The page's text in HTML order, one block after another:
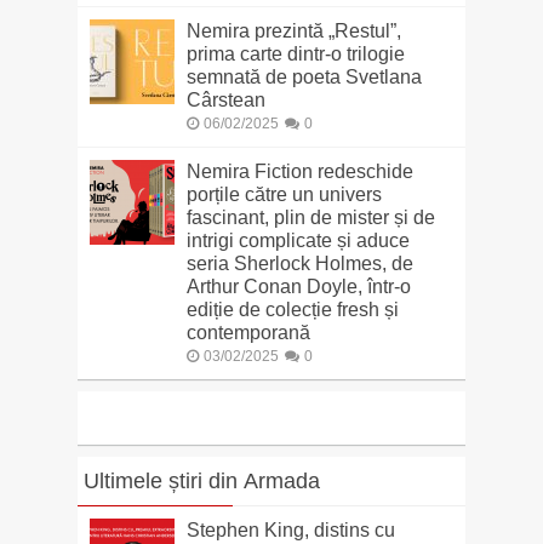
Nemira prezintă „Restul”,
prima carte dintr-o trilogie
semnată de poeta Svetlana
Cârstean
06/02/2025 0
Nemira Fiction redeschide
porțile către un univers
fascinant, plin de mister și de
intrigi complicate și aduce
seria Sherlock Holmes, de
Arthur Conan Doyle, într-o
ediție de colecție fresh și
contemporană
03/02/2025 0
Ultimele știri din Armada
Stephen King, distins cu